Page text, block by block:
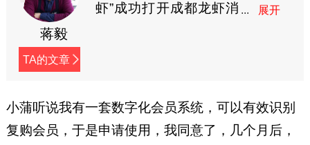
蒋毅
TA的文章
虾”成功打开成都龙虾消
战宝典。（微信：hxz9861，公
众号：luzhulongxia）
小蒲听说我有一套数字化会员系统，可以有效识别
复购会员，于是申请使用，我同意了，几个月后，